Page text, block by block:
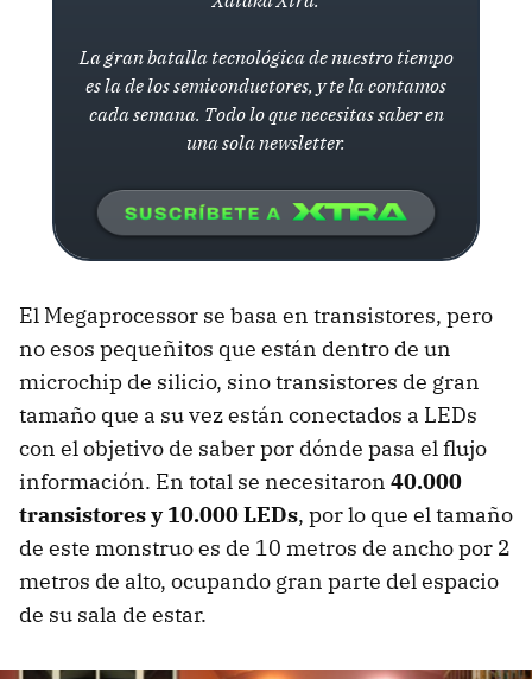
La gran batalla tecnológica de nuestro tiempo
es la de los semiconductores, y te la contamos
cada semana. Todo lo que necesitas saber en
una sola newsletter.
El Megaprocessor se basa en transistores, pero
no esos pequeñitos que están dentro de un
microchip de silicio, sino transistores de gran
tamaño que a su vez están conectados a LEDs
con el objetivo de saber por dónde pasa el flujo
información. En total se necesitaron 40.000
transistores y 10.000 LEDs, por lo que el tamaño
de este monstruo es de 10 metros de ancho por 2
metros de alto, ocupando gran parte del espacio
de su sala de estar.